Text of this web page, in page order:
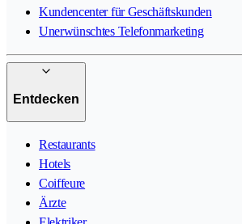
Kundencenter für Geschäftskunden
Unerwünschtes Telefonmarketing
Entdecken
Restaurants
Hotels
Coiffeure
Ärzte